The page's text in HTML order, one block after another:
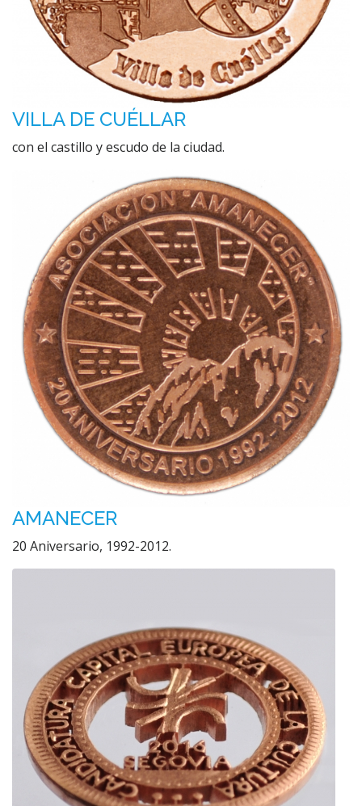
VILLA DE CUÉLLAR
con el castillo y escudo de la ciudad.
AMANECER
20 Aniversario, 1992-2012.